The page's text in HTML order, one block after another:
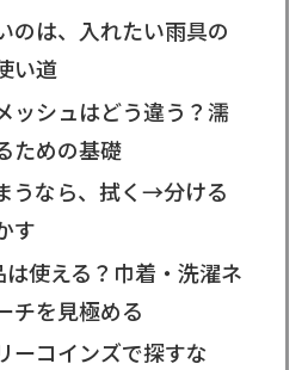
のは、入れたい雨具の
い道
ッシュはどう違う？濡
ための基礎
うなら、拭く→分ける
す
使える？巾着・洗濯ネ
チを見極める
ーコインズで探すな